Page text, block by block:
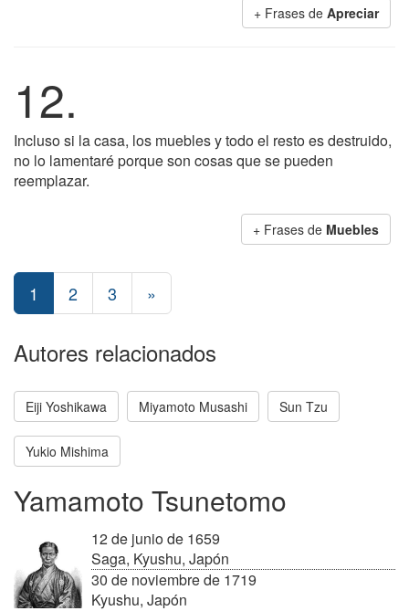
+ Frases de Apreciar
12.
Incluso si la casa, los muebles y todo el resto es destruido,
no lo lamentaré porque son cosas que se pueden
reemplazar.
+ Frases de Muebles
1 2 3 »
Autores relacionados
Eiji Yoshikawa Miyamoto Musashi Sun Tzu
Yukio Mishima
Yamamoto Tsunetomo
12 de junio de 1659
Saga, Kyushu, Japón
30 de noviembre de 1719
Kyushu, Japón